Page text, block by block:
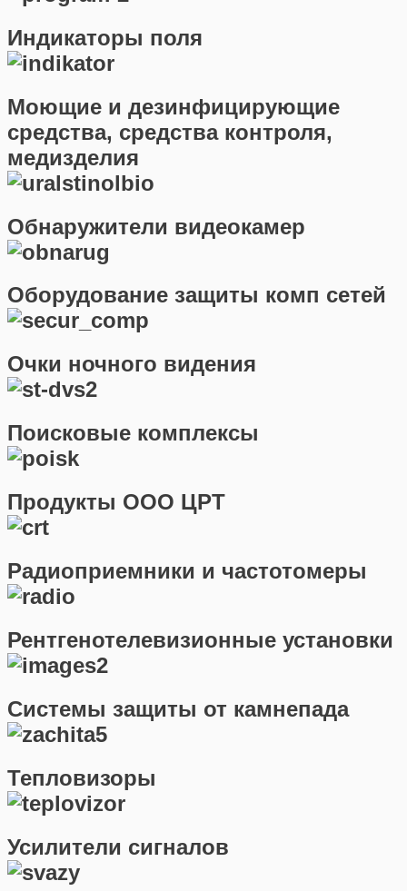
Индикаторы поля
Моющие и дезинфицирующие
средства, средства контроля,
медизделия
Обнаружители видеокамер
Оборудование защиты комп сетей
Очки ночного видения
Поисковые комплексы
Продукты ООО ЦРТ
Радиоприемники и частотомеры
Рентгенотелевизионные установки
Системы защиты от камнепада
Тепловизоры
Усилители сигналов